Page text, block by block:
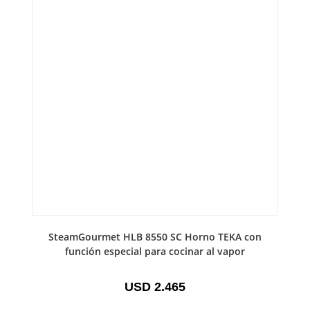
SteamGourmet HLB 8550 SC Horno TEKA con
función especial para cocinar al vapor
USD 2.465